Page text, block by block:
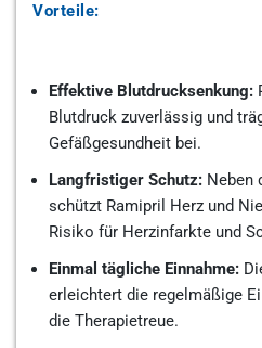
Vorteile:
Effektive Blutdrucksenkung:
Blutdruck zuverlässig und
Gefäßgesundheit bei.
Langfristiger Schutz: Neben
schützt Ramipril Herz und
Risiko für Herzinfarkte und
Einmal tägliche Einnahme:
erleichtert die regelmäßige
die Therapietreue.